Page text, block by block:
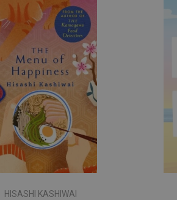
HISASHI KASHIWAI